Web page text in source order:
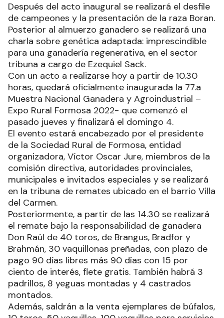
Después del acto inaugural se realizará el desfile
de campeones y la presentación de la raza Boran.
Posterior al almuerzo ganadero se realizará una
charla sobre genética adaptada: imprescindible
para una ganadería regenerativa, en el sector
tribuna a cargo de Ezequiel Sack.
Con un acto a realizarse hoy a partir de 10.30
horas, quedará oficialmente inaugurada la 77.a
Muestra Nacional Ganadera y Agroindustrial –
Expo Rural Formosa 2022- que comenzó el
pasado jueves y finalizará el domingo 4.
El evento estará encabezado por el presidente
de la Sociedad Rural de Formosa, entidad
organizadora, Víctor Oscar Jure, miembros de la
comisión directiva, autoridades provinciales,
municipales e invitados especiales y se realizará
en la tribuna de remates ubicado en el barrio Villa
del Carmen.
Posteriormente, a partir de las 14.30 se realizará
el remate bajo la responsabilidad de ganadera
Don Raúl de 40 toros, de Brangus, Bradfor y
Brahmán, 30 vaquillonas preñadas, con plazo de
pago 90 días libres más 90 días con 15 por
ciento de interés, flete gratis. También habrá 3
padrillos, 8 yeguas montadas y 4 castrados
montados.
Además, saldrán a la venta ejemplares de búfalos,